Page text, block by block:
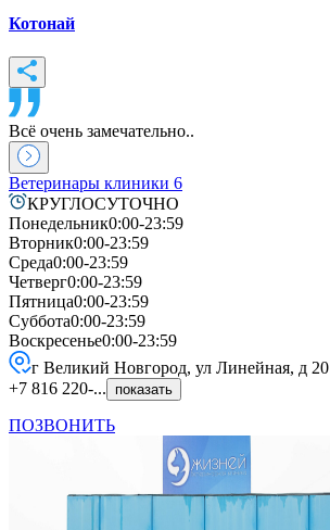
Котонай
Всё очень замечательно..
Ветеринары клиники 6
КРУГЛОСУТОЧНО
Понедельник0:00-23:59
Вторник0:00-23:59
Среда0:00-23:59
Четверг0:00-23:59
Пятница0:00-23:59
Суббота0:00-23:59
Воскресенье0:00-23:59
г Великий Новгород, ул Линейная, д 20
+7 816 220-...
показать
ПОЗВОНИТЬ